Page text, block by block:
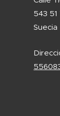
543 51
Suecia